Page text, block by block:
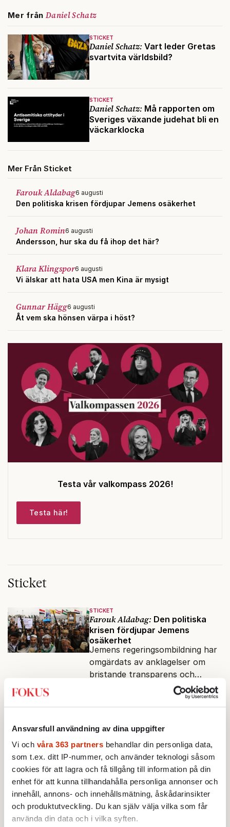
Ansvarsfull användning av dina uppgifter
Vi och våra 363 partners behandlar din personliga data,
som t.ex. ditt IP-nummer, och använder teknologi såsom
cookies för att lagra och få tillgång till information på din
enhet för att kunna tillhandahålla personliga annonser och
innehåll, annons- och innehållsmätning, åskådarinsikter
och produktutveckling. Du kan själv välja vilka som får
använda din data och i vilka syften.
Mer från Daniel Schatz
STICKET
Daniel Schatz: Vart leder Gretas
svartvita världsbild?
STICKET
Daniel Schatz: Må rapporten om
Sveriges växande judehat bli en
väckarklocka
Mer Från Sticket
Farouk Aldabag6 augusti
Den politiska krisen fördjupar Jemens osäkerhet
Johan Romin6 augusti
Andersson, hur ska du få ihop det här?
Klara Klingspor6 augusti
Vi älskar att hata USA men Kina är mysigt
Gunnar Hägg6 augusti
Åt vem ska hönsen värpa i höst?
Testa vår valkompass 2026!
Testa här!
Sticket
STICKET
Farouk Aldabag: Den politiska
krisen fördjupar Jemens
osäkerhet
Jemens regeringsombildning har
omgärdats av anklagelser om
bristande transparens och
oegentligheter kopplade till
internationella biståndsmedel.
Johan Romin:Andersson, hur
Helldén säger att MP kommer
inte ingår. Och festen av
reformer och inflation ska
betalas med lån.
STICKET
Klara Klingspor:Vi älskar att
hata USA men Kina är mysigt
Hur kan det vara värre att
Trumps pool blev grön i stället
för blå än att Kina internerar